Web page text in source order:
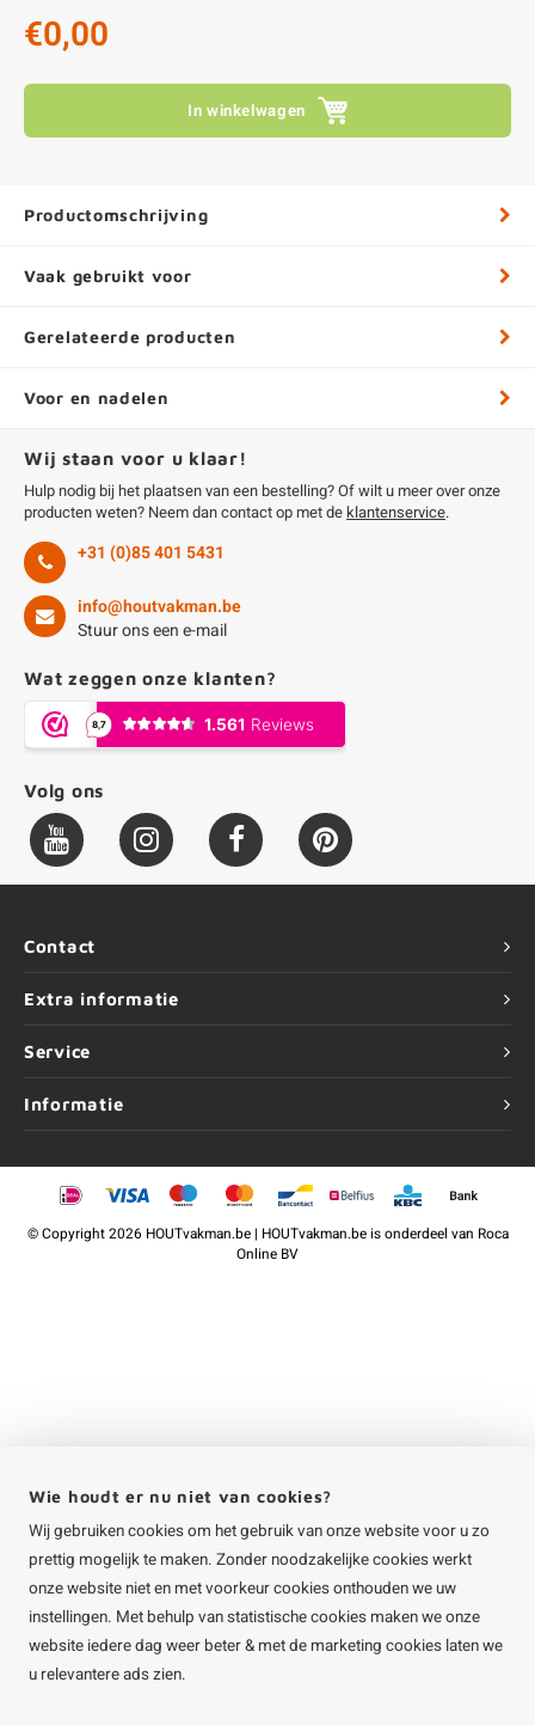
€0,00
In winkelwagen
Productomschrijving
Vaak gebruikt voor
Gerelateerde producten
Voor en nadelen
Wij staan voor u klaar!
Hulp nodig bij het plaatsen van een bestelling? Of wilt u meer over onze
producten weten? Neem dan contact op met de klantenservice.
+31 (0)85 401 5431
info@houtvakman.be
Stuur ons een e-mail
Wat zeggen onze klanten?
Volg ons
Contact
Extra informatie
Service
Informatie
©Copyright2026 HOUTvakman.be | HOUTvakman.be is onderdeel van Roca
Online BV
Wie houdt er nu niet van cookies?
Wij gebruiken cookies om het gebruik van onze website voor u zo
prettig mogelijk te maken. Zonder noodzakelijke cookies werkt
onze website niet en met voorkeur cookies onthouden we uw
instellingen. Met behulp van statistische cookies maken we onze
website iedere dag weer beter & met de marketing cookies laten we
u relevantere ads zien.